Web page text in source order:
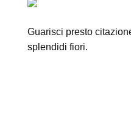
Guarisci presto
splendidi fiori.